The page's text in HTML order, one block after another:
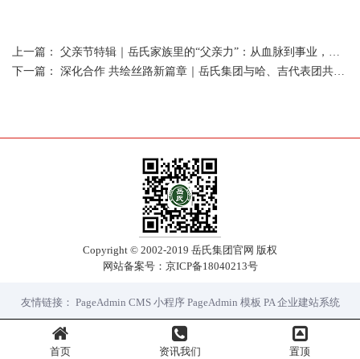
上一篇： 父亲节特辑｜岳氏家族里的“父亲力”：从血脉到事业，我们这样读懂“爸爸”
下一篇： 深化合作 共绘丝路新篇章｜岳氏集团与哈、吉代表团共探中亚产业融合新机遇
Copyright © 2002-2019 岳氏集团官网 版权
网站备案号： 京ICP备18040213号
友情链接： PageAdmin CMS 小程序 PageAdmin 模板 PA 企业建站系统
首页 资讯我们 置顶